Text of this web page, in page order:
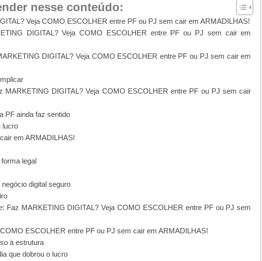
nesse conteúdo:
Veja COMO ESCOLHER entre PF ou PJ sem cair em ARMADILHAS!
DIGITAL? Veja COMO ESCOLHER entre PF ou PJ sem cair em
DIGITAL? Veja COMO ESCOLHER entre PF ou PJ sem cair em
MARKETING DIGITAL? Veja COMO ESCOLHER entre PF ou PJ sem cair
PF ainda faz sentido
lucro
em ARMADILHAS!
legal
digital seguro
Faz MARKETING DIGITAL? Veja COMO ESCOLHER entre PF ou PJ sem
ESCOLHER entre PF ou PJ sem cair em ARMADILHAS!
à estrutura
que dobrou o lucro